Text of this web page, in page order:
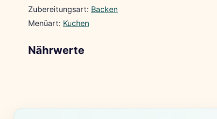
Zubereitungsart: Backen
Menüart: Kuchen
Nährwerte